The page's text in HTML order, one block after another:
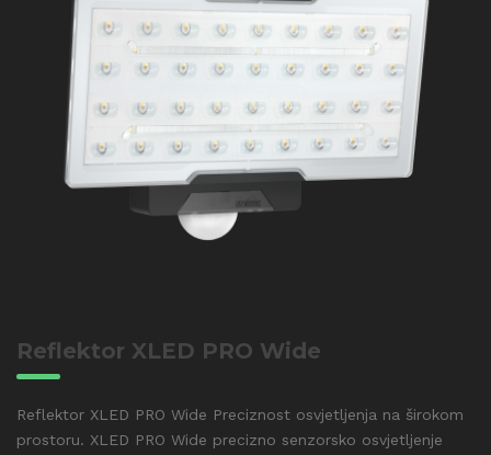
Reflektor XLED PRO Wide
Reflektor XLED PRO Wide Preciznost osvjetljenja na širokom
prostoru. XLED PRO Wide precizno senzorsko osvjetljenje